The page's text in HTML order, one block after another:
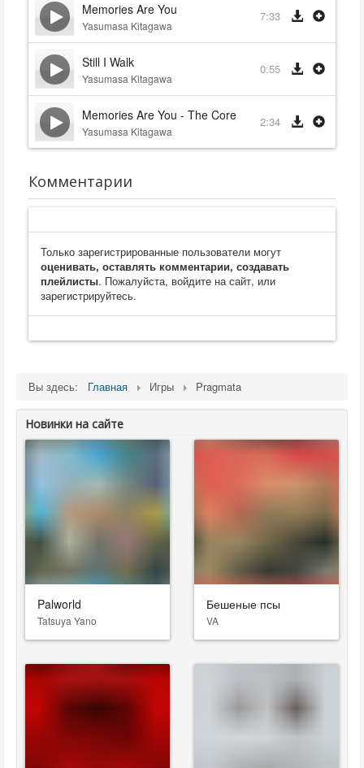
Memories Are You
Yasumasa Kitagawa
7:33
Still I Walk
Yasumasa Kitagawa
0:55
Memories Are You - The Core Cut
Yasumasa Kitagawa
2:34
Комментарии
Только зарегистрированные пользователи могут
оценивать, оставлять комментарии, создавать
плейлисты. Пожалуйста, войдите на сайт, или
зарегистрируйтесь.
Вы здесь: Главная Игры Pragmata
Новинки на сайте
Palworld
Tatsuya Yano
Бешеные псы
VA